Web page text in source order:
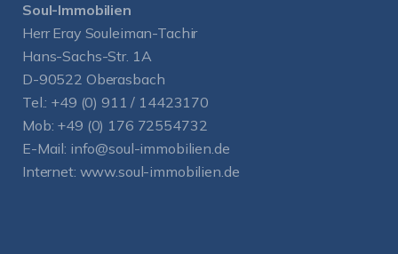
Soul-Immobilien
Herr Eray Souleiman-Tachir
Hans-Sachs-Str. 1A
D-90522 Oberasbach
Tel.: +49 (0) 911 / 14423170
Mob: +49 (0) 176 72554732
E-Mail: info@soul-immobilien.de
Internet: www.soul-immobilien.de